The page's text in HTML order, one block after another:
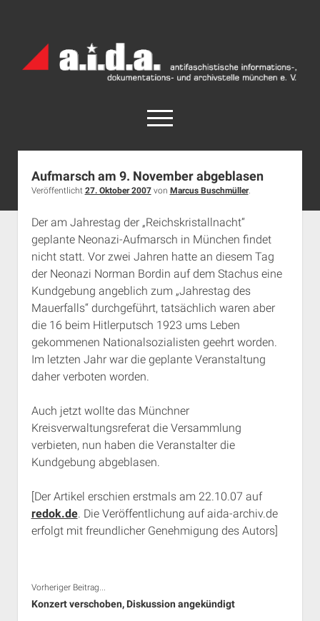
Archiv
München
open
menu
facebook
rss info@aida-archiv.de
Home
Aktuelles
Termine
open
dropdown
menu
Antifaschistische Termine im Süden
Antifaschistische Termine in München
Rechte Termine im Süden
Rechte Termine München
Chronologie
Das Archiv
open
dropdown
menu
a.i.d.a. e. V. unterstützen
Über a.i.d.a.
RSS-Feeds, Twitter & Facebook
Bibliothek
Impressum
Aufmarsch am 9. November abgeblasen
Veröffentlicht 27. Oktober 2007von Marcus Buschmüller.
Der am Jahrestag der „Reichskristallnacht“
geplante Neonazi-Aufmarsch in München findet
nicht statt. Vor zwei Jahren hatte an diesem Tag
der Neonazi Norman Bordin auf dem Stachus eine
Kundgebung angeblich zum „Jahrestag des
Mauerfalls“ durchgeführt, tatsächlich waren aber
die 16 beim Hitlerputsch 1923 ums Leben
gekommenen Nationalsozialisten geehrt worden.
Im letzten Jahr war die geplante Veranstaltung
daher verboten worden.
Auch jetzt wollte das Münchner
Kreisverwaltungsreferat die Versammlung
verbieten, nun haben die Veranstalter die
Kundgebung abgeblasen.
[Der Artikel erschien erstmals am 22.10.07 auf
redok.de. Die Veröffentlichung auf aida-archiv.de
erfolgt mit freundlicher Genehmigung des Autors]
Vorheriger Beitrag...
Konzert verschoben, Diskussion angekündigt